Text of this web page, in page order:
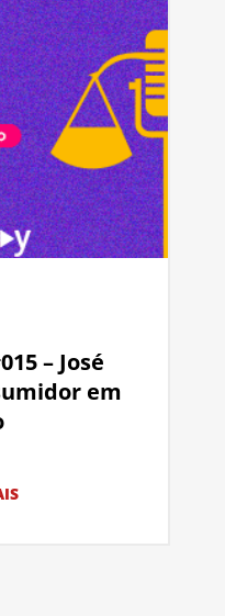
– José
em